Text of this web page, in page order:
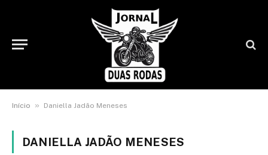
Início » Daniella Jadão Meneses
DANIELLA JADÃO MENESES